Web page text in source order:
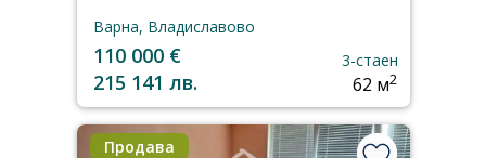
Варна, Владиславово
110 000 €
215 141 лв.
3-стаен
62 м2
Продава